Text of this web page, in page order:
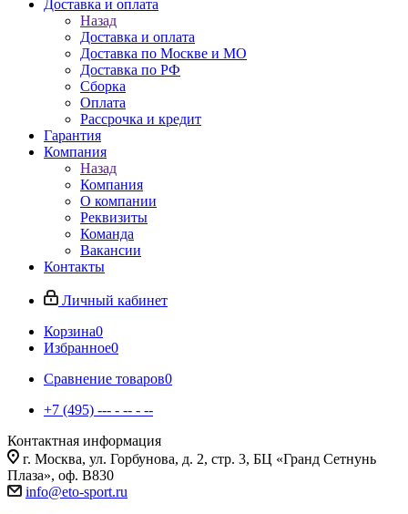
Доставка и оплата
Назад
Доставка и оплата
Доставка по Москве и МО
Доставка по РФ
Сборка
Оплата
Рассрочка и кредит
Гарантия
Компания
Назад
Компания
О компании
Реквизиты
Команда
Вакансии
Контакты
Личный кабинет
Корзина0
Избранное0
Сравнение товаров0
+7 (495) --- - -- - --
Контактная информация
г. Москва, ул. Горбунова, д. 2, стр. 3, БЦ «Гранд Сетнунь
Плаза», оф. В830
info@eto-sport.ru